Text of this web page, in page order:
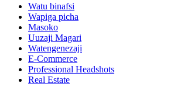
Watu binafsi
Wapiga picha
Masoko
Uuzaji Magari
Watengenezaji
E-Commerce
Professional Headshots
Real Estate